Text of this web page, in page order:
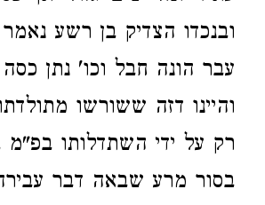
ובנכדו הצדיק בן רשע
עבר הונה חבל וכו' נתן
והיינו דזה ששורשו
רק על ידי השתדלותו
בסור מרע שבאה דבר עבירה